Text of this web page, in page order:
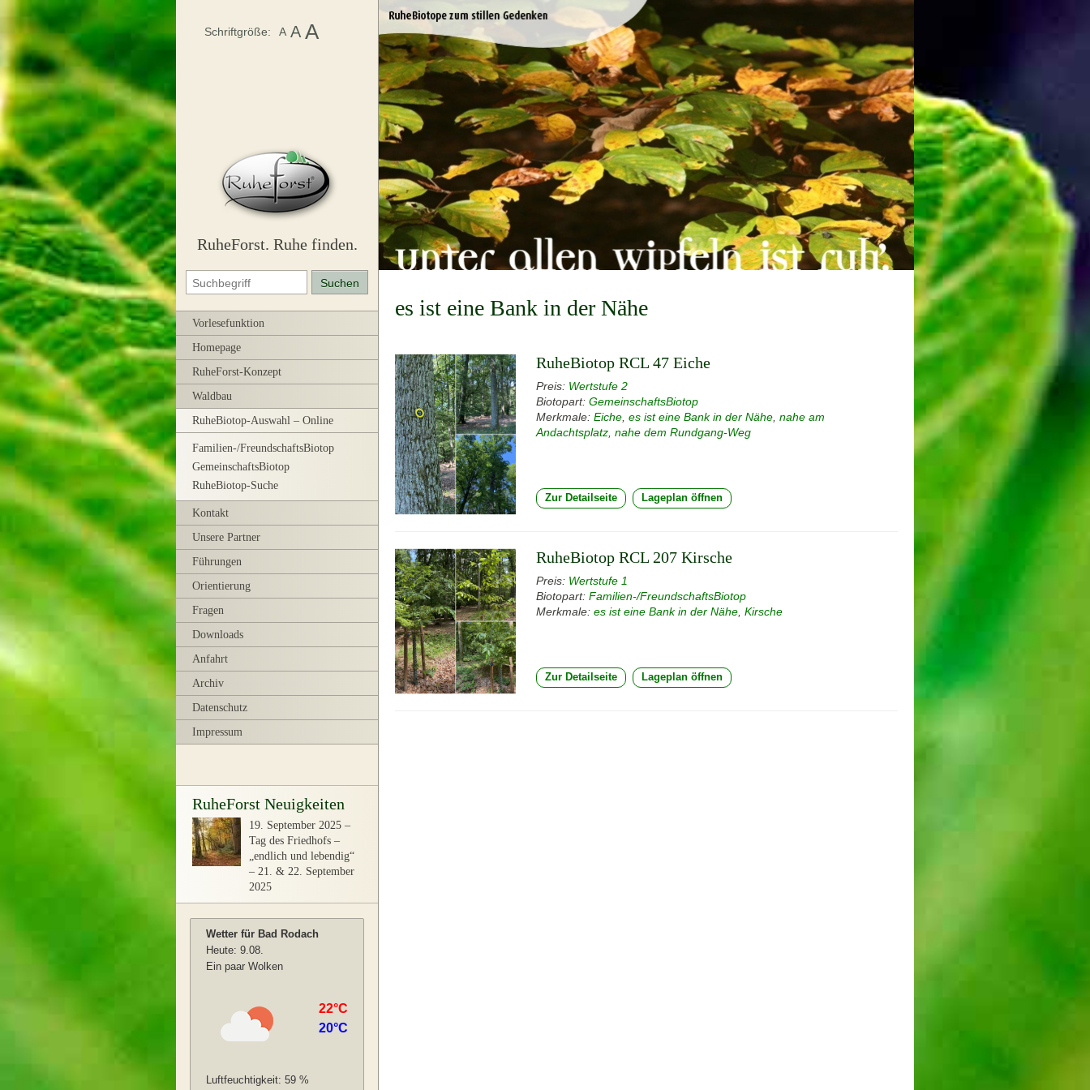
RuheForst. Ruhe finden.
Vorlesefunktion
Homepage
RuheForst-Konzept
Waldbau
RuheBiotop-Auswahl – Online
Familien-/FreundschaftsBiotop
GemeinschaftsBiotop
RuheBiotop-Suche
Kontakt
Unsere Partner
Führungen
Orientierung
Fragen
Downloads
Anfahrt
Archiv
Datenschutz
Impressum
RuheForst Neuigkeiten
19. September 2025 –
Tag des Friedhofs –
„endlich und lebendig“
– 21. & 22. September
2025
Schriftgröße: A A A
es ist eine Bank in der Nähe
RuheBiotop RCL 47 Eiche
Preis: Wertstufe 2
Biotopart: GemeinschaftsBiotop
Merkmale: Eiche, es ist eine Bank in der Nähe, nahe am
Andachtsplatz, nahe dem Rundgang-Weg
Zur Detailseite Lageplan öffnen
RuheBiotop RCL 207 Kirsche
Preis: Wertstufe 1
Biotopart: Familien-/FreundschaftsBiotop
Merkmale: es ist eine Bank in der Nähe, Kirsche
Zur Detailseite Lageplan öffnen